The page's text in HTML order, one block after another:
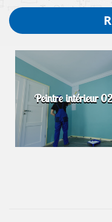
Peintre intérieur